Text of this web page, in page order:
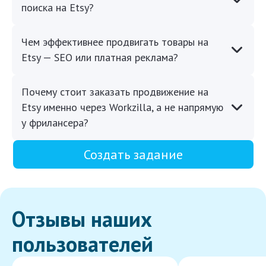
поиска на Etsy?
Чем эффективнее продвигать товары на
Etsy — SEO или платная реклама?
Почему стоит заказать продвижение на
Etsy именно через Workzilla, а не напрямую
у фрилансера?
Создать задание
Отзывы наших
пользователей